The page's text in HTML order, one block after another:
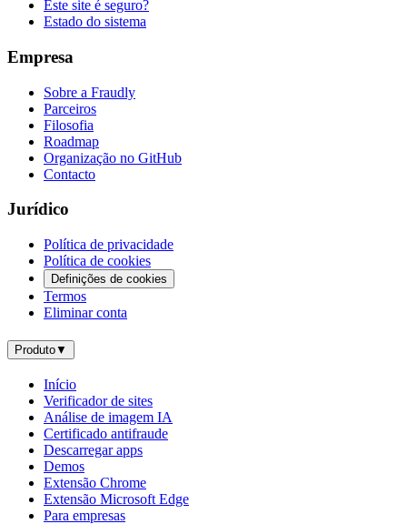
Este site é seguro?
Estado do sistema
Empresa
Sobre a Fraudly
Parceiros
Filosofia
Roadmap
Organização no GitHub
Contacto
Jurídico
Política de privacidade
Política de cookies
Definições de cookies
Termos
Eliminar conta
Produto▼
Início
Verificador de sites
Análise de imagem IA
Certificado antifraude
Descarregar apps
Demos
Extensão Chrome
Extensão Microsoft Edge
Para empresas